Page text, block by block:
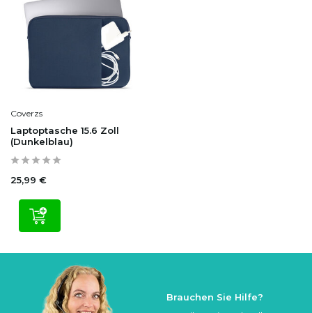
Coverzs
Laptoptasche 15.6 Zoll
(Dunkelblau)
25,99 €
Brauchen Sie Hilfe?